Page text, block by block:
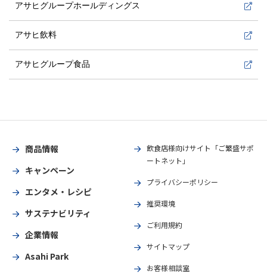
アサヒグループホールディングス
アサヒ飲料
アサヒグループ食品
商品情報
キャンペーン
エンタメ・レシピ
サステナビリティ
企業情報
Asahi Park
飲食店様向けサイト「ご繁盛サポ
ートネット」
プライバシーポリシー
推奨環境
ご利用規約
サイトマップ
お客様相談室